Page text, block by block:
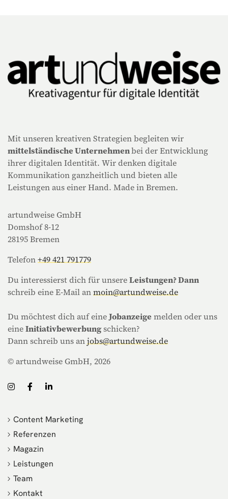
Mit unseren kreativen Strategien begleiten wir
mittelständische Unternehmenbei der Entwicklung
ihrer digitalen Identität. Wir denken digitale
Kommunikation ganzheitlich und bieten alle
Leistungen aus einer Hand. Made in Bremen.
artundweise GmbH
Domshof 8-12
28195 Bremen
Telefon+49 421 791779
Du interessierst dich für unsereLeistungen? Dann
schreib eine E-Mail anmoin@artundweise.de
Du möchtest dich auf eineJobanzeige melden oder uns
eineInitiativbewerbungschicken?
Dann schreib uns anjobs@artundweise.de
© artundweise GmbH, 2026
Content Marketing
Referenzen
Magazin
Leistungen
Team
Kontakt